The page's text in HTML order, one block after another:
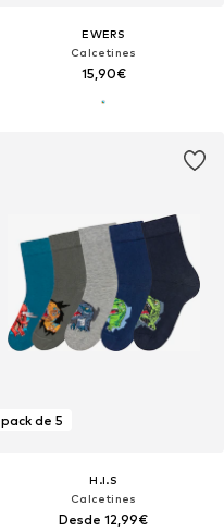
EWERS
Calcetines
15,90€
pack de 5
H.I.S
Calcetines
Desde 12,99€